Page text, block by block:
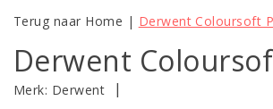
Terug naar Home | Derwent Coloursoft
Derwent
Merk: Derwent |